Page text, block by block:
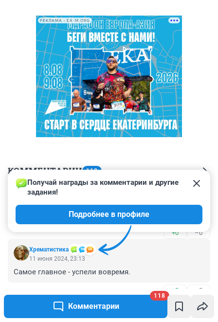
Комментарии
118
РЕКЛАМА • EA-M.ORG
КОММЕНТАРИИ 118
Гость
Я думаю, надо наградить Алтушкина!
+0 –0
Хрематистика
Получай награды за комментарии и другие
задания!
Подробнее в профиле
11 июня 2024, 23:13
Самое главное - успели вовремя.
+0 –0
Серый чел